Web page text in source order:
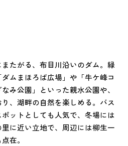
たがる、布目川沿いのダム。緑
ムまほろば広場」や「牛ケ峰コ
み公園」といった親水公園や、
、湖畔の自然を楽しめる。バス
ットとしても人気で、冬場には
に近い立地で、周辺には柳生一
在。